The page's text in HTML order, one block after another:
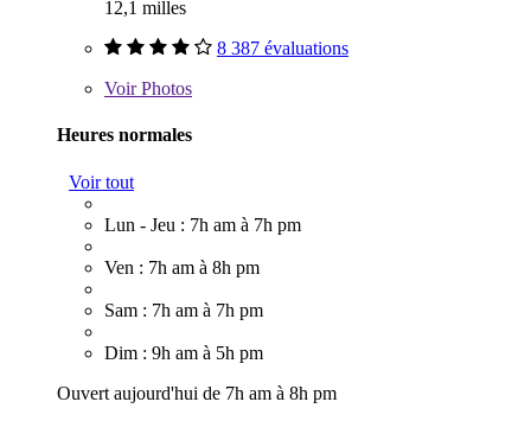
12,1 milles
8 387 évaluations
VoirPhotos
Heures normales
Voir tout
Lun - Jeu : 7h am à 7h pm
Ven : 7h am à 8h pm
Sam : 7h am à 7h pm
Dim : 9h am à 5h pm
Ouvert aujourd'hui de 7h am à 8h pm